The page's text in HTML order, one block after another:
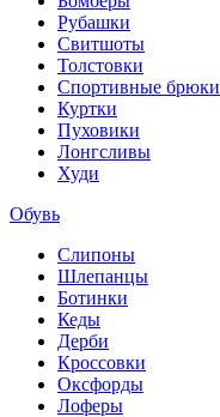
Рубашки
Свитшоты
Толстовки
Спортивные брюки
Куртки
Пуховики
Лонгсливы
Худи
Обувь
Слипоны
Шлепанцы
Ботинки
Кеды
Дерби
Кроссовки
Оксфорды
Лоферы